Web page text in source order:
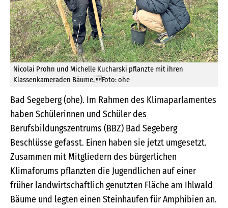
Nicolai Prohn und Michelle Kucharski pflanzte mit ihren
Klassenkameraden Bäume.Foto: ohe
Bad Segeberg (ohe). Im Rahmen des Klimaparlamentes
haben Schülerinnen und Schüler des
Berufsbildungszentrums (BBZ) Bad Segeberg
Beschlüsse gefasst. Einen haben sie jetzt umgesetzt.
Zusammen mit Mitgliedern des bürgerlichen
Klimaforums pflanzten die Jugendlichen auf einer
früher landwirtschaftlich genutzten Fläche am Ihlwald
Bäume und legten einen Steinhaufen für Amphibien an.